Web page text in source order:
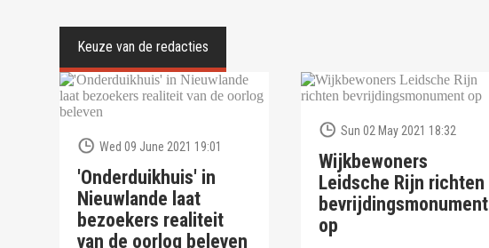
Wed 09 June 2021 19:01
'Onderduikhuis' in
Nieuwlande laat
bezoekers realiteit
van de oorlog beleven
Sun 02 May 2021 18:32
Wijkbewoners
Leidsche Rijn richten
bevrijdingsmonument
op